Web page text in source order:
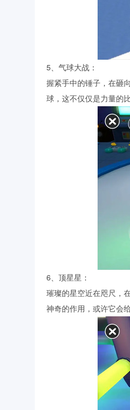
5、气球大战：
握紧手中的锤子，在砸
球，这不仅仅是力量的比
6、顶星星：
璀璨的星空近在咫尺，
神奇的作用，或许它会